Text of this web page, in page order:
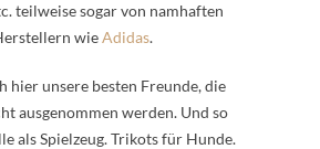
teilweise sogar von namhaften
wieAdidas.
hier unsere besten Freunde, die
ausgenommen werden. Und so
als Spielzeug. Trikots für Hunde.